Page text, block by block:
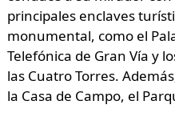
principales enclaves
monumental, como el
Telefónica de Gran Vía y
las Cuatro Torres.
la Casa de Campo, el